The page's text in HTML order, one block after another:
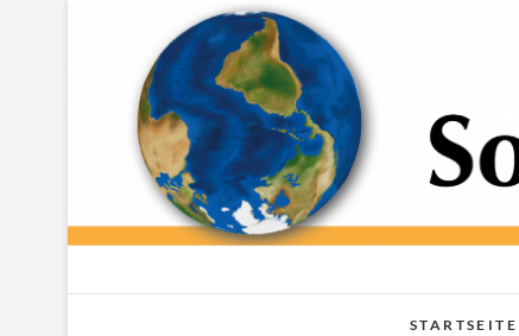
STARTSEITE